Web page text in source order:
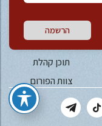
הרשמה
תוכן קהלת
צוות הפורום